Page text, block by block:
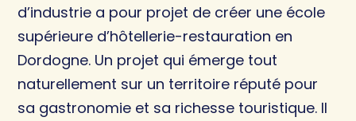
d’industrie a pour projet de créer une école
supérieure d’hôtellerie-restauration en
Dordogne. Un projet qui émerge tout
naturellement sur un territoire réputé pour
sa gastronomie et sa richesse touristique. Il